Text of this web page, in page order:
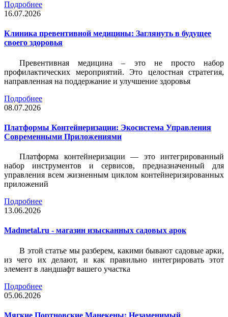
Подробнее
16.07.2026
Клиника превентивной медицины: Заглянуть в будущее
своего здоровья
Превентивная медицина – это не просто набор
профилактических мероприятий. Это целостная стратегия,
направленная на поддержание и улучшение здоровья
Подробнее
08.07.2026
Платформы Контейнеризации: Экосистема Управления
Современными Приложениями
Платформа контейнеризации — это интегрированный
набор инструментов и сервисов, предназначенный для
управления всем жизненным циклом контейнеризированных
приложений
Подробнее
13.06.2026
Madmetal.ru - магазин изысканных садовых арок
В этой статье мы разберем, какими бывают садовые арки,
из чего их делают, и как правильно интегрировать этот
элемент в ландшафт вашего участка
Подробнее
05.06.2026
Мягкие Портновские Манекены: Незаменимый